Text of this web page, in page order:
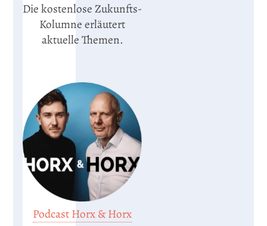
Die kostenlose Zukunfts-
Kolumne erläutert
aktuelle Themen.
Podcast Horx & Horx